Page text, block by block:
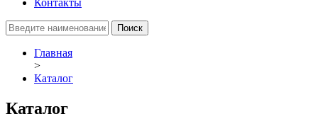
Контакты
Главная
>
Каталог
Каталог